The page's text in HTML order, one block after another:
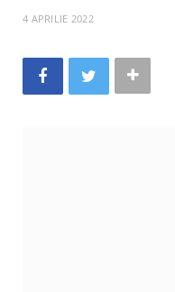
4 APRILIE 2022